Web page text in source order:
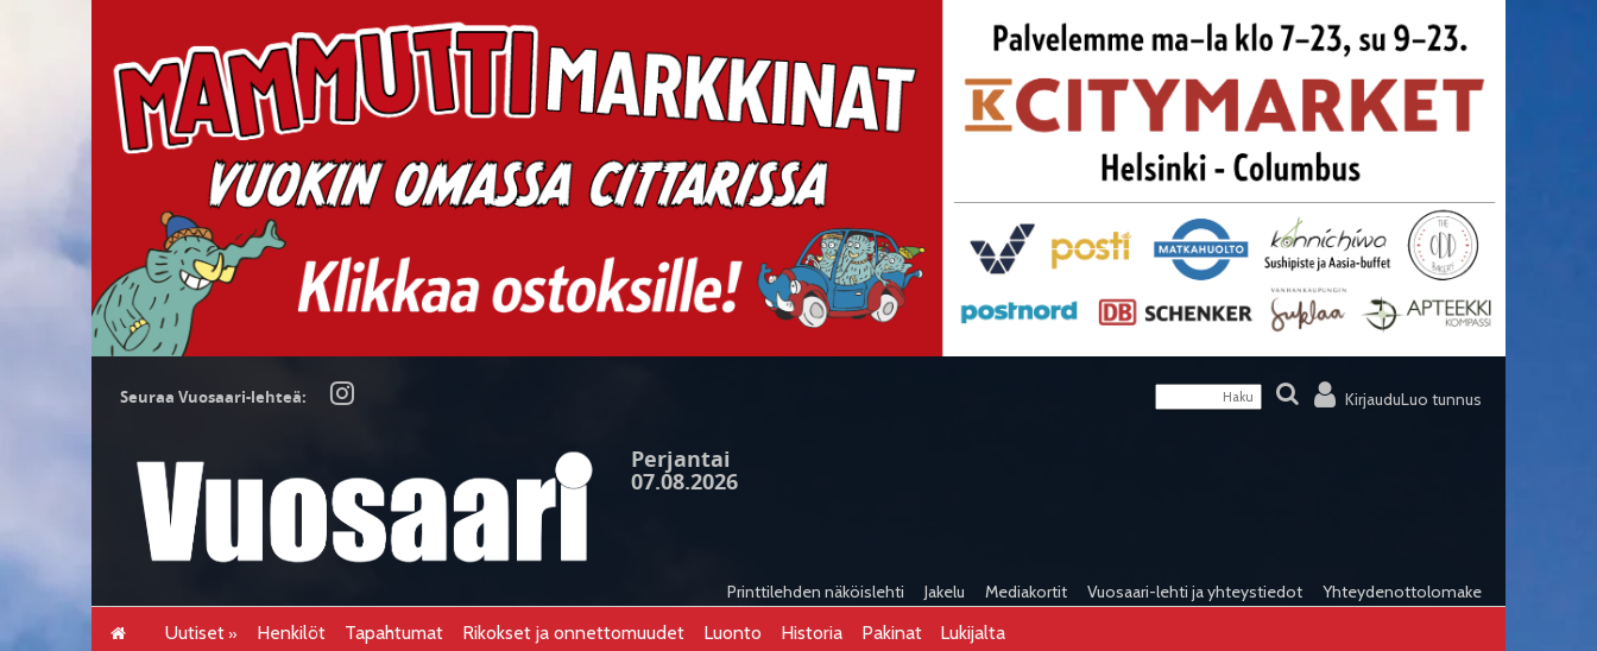
KirjauduLuo tunnus
Seuraa Vuosaari-lehteä:
Perjantai
07.08.2026
Printtilehden näköislehti Jakelu Mediakortit Vuosaari-lehti ja yhteystiedot Yhteydenottolomake
Uutiset Henkilöt Tapahtumat Rikokset ja onnettomuudet Luonto Historia Pakinat Lukijalta